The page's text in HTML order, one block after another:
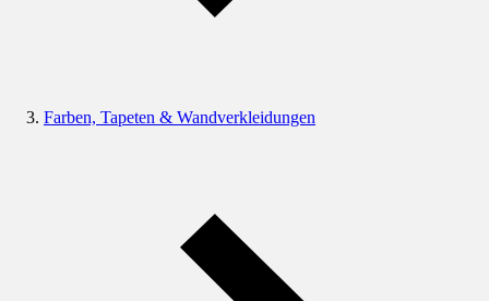
Farben, Tapeten & Wandverkleidungen